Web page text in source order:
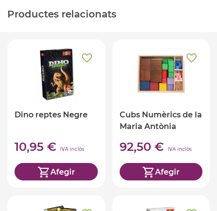
Productes relacionats
Dino reptes Negre
10,95 € IVA inclòs
Afegir
Cubs Numèrics de la
Maria Antònia
92,50 € IVA inclòs
Afegir